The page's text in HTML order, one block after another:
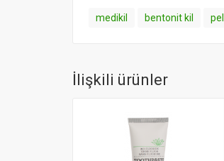
medikil bentonit kil
İlişkili ürünler